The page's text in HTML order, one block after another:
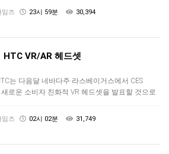
임즈 23시 59분 30,394
HTC VR/AR 헤드셋
는 다음달 네바다주 라스베이거스에서 CES
로운 소비자 친화적 VR 헤드셋을 발표할 것으로
임즈 02시 02분 31,749